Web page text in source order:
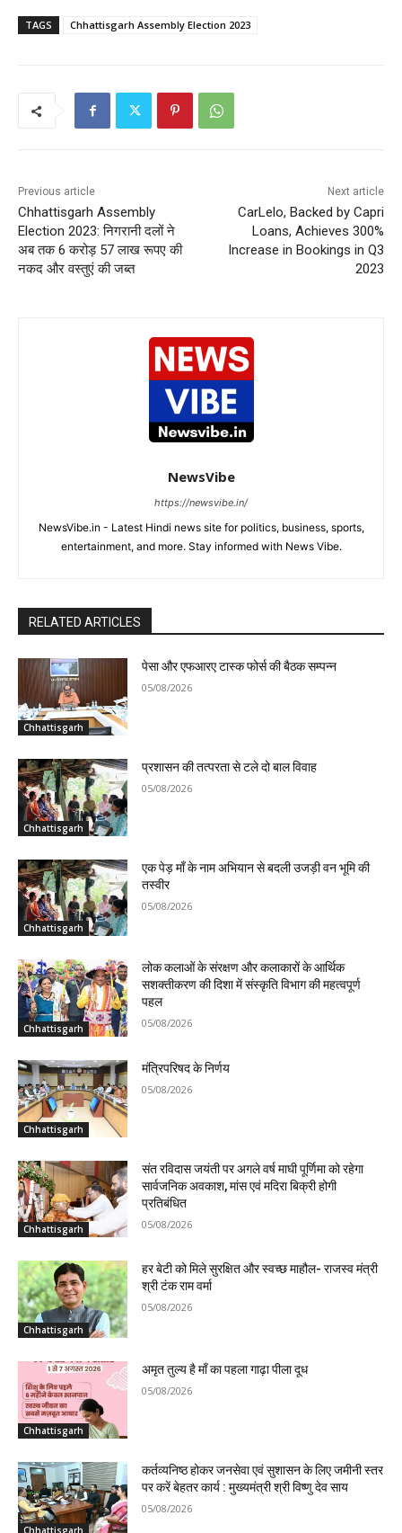
TAGS Chhattisgarh Assembly Election 2023
Previous article
Chhattisgarh Assembly
Election 2023: निगरानी दलों ने
अब तक 6 करोड़ 57 लाख रूपए की
नकद और वस्तुएं की जब्त
Next article
CarLelo, Backed by Capri
Loans, Achieves 300%
Increase in Bookings in Q3
2023
NewsVibe
https://newsvibe.in/
NewsVibe.in - Latest Hindi news site for politics, business, sports,
entertainment, and more. Stay informed with News Vibe.
RELATED ARTICLES
Chhattisgarh
पेसा और एफआरए टास्क फोर्स की बैठक सम्पन्न
05/08/2026
Chhattisgarh
प्रशासन की तत्परता से टले दो बाल विवाह
05/08/2026
Chhattisgarh
एक पेड़ माँ के नाम अभियान से बदली उजड़ी वन भूमि की
तस्वीर
05/08/2026
Chhattisgarh
लोक कलाओं के संरक्षण और कलाकारों के आर्थिक
सशक्तीकरण की दिशा में संस्कृति विभाग की महत्वपूर्ण
पहल
05/08/2026
Chhattisgarh
मंत्रिपरिषद के निर्णय
05/08/2026
Chhattisgarh
संत रविदास जयंती पर अगले वर्ष माघी पूर्णिमा को रहेगा
सार्वजनिक अवकाश, मांस एवं मदिरा बिक्री होगी
प्रतिबंधित
05/08/2026
Chhattisgarh
हर बेटी को मिले सुरक्षित और स्वच्छ माहौल- राजस्व मंत्री
श्री टंक राम वर्मा
05/08/2026
Chhattisgarh
अमृत तुल्य है माँ का पहला गाढ़ा पीला दूध
05/08/2026
कर्तव्यनिष्ठ होकर जनसेवा एवं सुशासन के लिए जमीनी स्तर
पर करें बेहतर कार्य : मुख्यमंत्री श्री विष्णु देव साय
05/08/2026